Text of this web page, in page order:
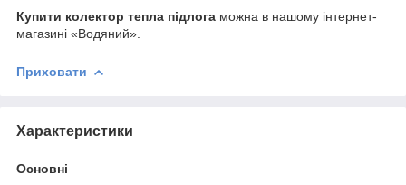
Купити колектор тепла підлога можна в нашому інтернет-
магазині «Водяний».
Приховати
Характеристики
Основні